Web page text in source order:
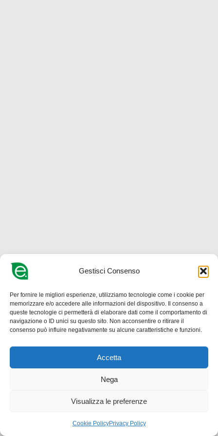
Gestisci Consenso
Per fornire le migliori esperienze, utilizziamo tecnologie come i cookie per
memorizzare e/o accedere alle informazioni del dispositivo. Il consenso a
queste tecnologie ci permetterà di elaborare dati come il comportamento di
navigazione o ID unici su questo sito. Non acconsentire o ritirare il
consenso può influire negativamente su alcune caratteristiche e funzioni.
Accetta
Nega
Visualizza le preferenze
Cookie PolicyPrivacy Policy